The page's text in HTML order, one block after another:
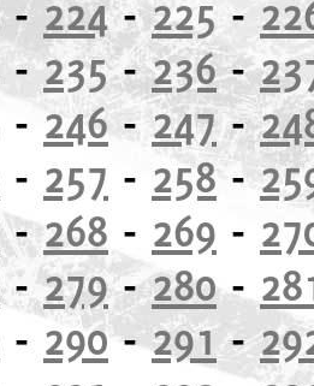
-224-225-
-235-236-
- 246-247-
- 257 - 258-
-268 - 269 -
-279-280-
- 290-291-